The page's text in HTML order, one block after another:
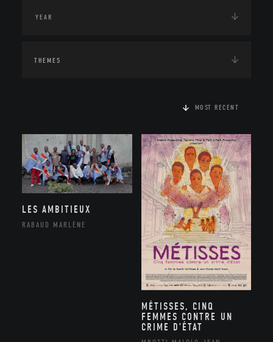
THEMES
MOST RECENT
LES AMBITIEUX
RABAUD MARLÈNE
MÉTISSES, CINQ
FEMMES CONTRE UN
CRIME D’ÉTAT